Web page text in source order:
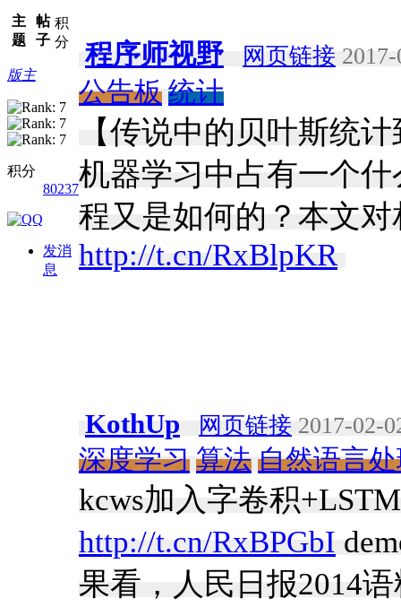
主
题
帖
子
积
分
版主
积分
80237
发消
息
程序师视野 网页链接
公告板 统计
【传说中的贝叶斯统
机器学习中占有一个
程又是如何的？本文
http://t.cn/RxBlpKR​
KothUp 网页链接 2017-02-
深度学习 算法 自然语言
kcws加入字卷积
http://t.cn/RxBPGbI
果看，人民日报2014